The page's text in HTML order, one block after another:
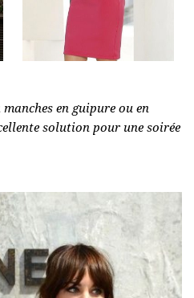
en guipure ou en
solution pour une soirée